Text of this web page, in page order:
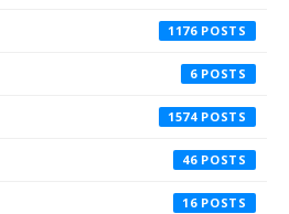
1176
6
1574
46
16